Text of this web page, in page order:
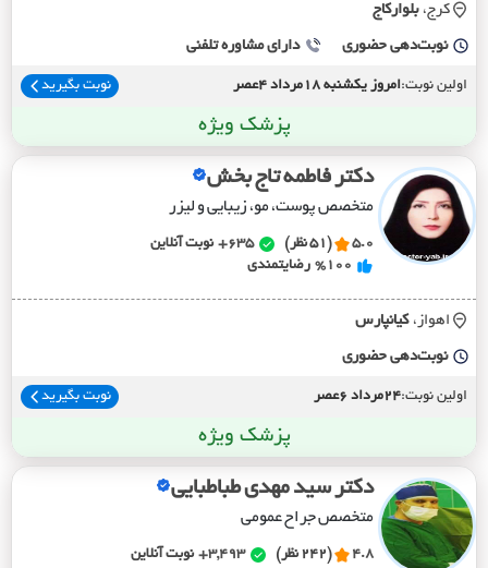
کرج، بلوارکاج
نوبت‌دهی حضوری دارای مشاوره تلفنی
اولین نوبت:امروز یکشنبه 18مرداد 4عصر نوبت بگیرید
پزشک ویژه
دکتر فاطمه تاج بخش
متخصص پوست، مو، زیبایی و لیزر
5.0 (51 نظر) 635+
نوبت آنلاین
%100 رضایتمندی
اهواز، کيانپارس
نوبت‌دهی حضوری
اولین نوبت:24مرداد 6عصر نوبت بگیرید
پزشک ویژه
دکتر سید مهدی طباطبایی
متخصص جراح عمومی
4.8 (242 نظر) 3,493+
نوبت آنلاین